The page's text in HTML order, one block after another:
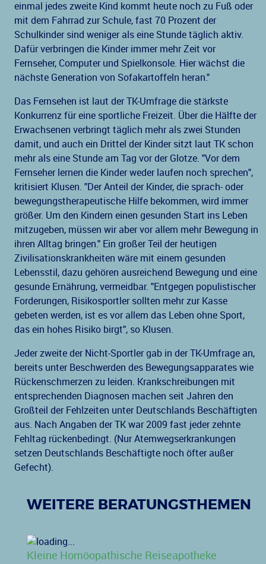
einmal jedes zweite Kind kommt heute noch zu Fuß oder
mit dem Fahrrad zur Schule, fast 70 Prozent der
Schulkinder sind weniger als eine Stunde täglich aktiv.
Dafür verbringen die Kinder immer mehr Zeit vor
Fernseher, Computer und Spielkonsole. Hier wächst die
nächste Generation von Sofakartoffeln heran."
Das Fernsehen ist laut der TK-Umfrage die stärkste
Konkurrenz für eine sportliche Freizeit. Über die Hälfte der
Erwachsenen verbringt täglich mehr als zwei Stunden
damit, und auch ein Drittel der Kinder sitzt laut TK schon
mehr als eine Stunde am Tag vor der Glotze. "Vor dem
Fernseher lernen die Kinder weder laufen noch sprechen",
kritisiert Klusen. "Der Anteil der Kinder, die sprach- oder
bewegungstherapeutische Hilfe bekommen, wird immer
größer. Um den Kindern einen gesunden Start ins Leben
mitzugeben, müssen wir aber vor allem mehr Bewegung in
ihren Alltag bringen." Ein großer Teil der heutigen
Zivilisationskrankheiten wäre mit einem gesunden
Lebensstil, dazu gehören ausreichend Bewegung und eine
gesunde Ernährung, vermeidbar. "Entgegen populistischer
Forderungen, Risikosportler sollten mehr zur Kasse
gebeten werden, ist es vor allem das Leben ohne Sport,
das ein hohes Risiko birgt", so Klusen.
Jeder zweite der Nicht-Sportler gab in der TK-Umfrage an,
bereits unter Beschwerden des Bewegungsapparates wie
Rückenschmerzen zu leiden. Krankschreibungen mit
entsprechenden Diagnosen machen seit Jahren den
Großteil der Fehlzeiten unter Deutschlands Beschäftigten
aus. Nach Angaben der TK war 2009 fast jeder zehnte
Fehltag rückenbedingt. (Nur Atemwegserkrankungen
setzen Deutschlands Beschäftigte noch öfter außer
Gefecht).
WEITERE BERATUNGSTHEMEN
Kleine Homöopathische Reiseapotheke